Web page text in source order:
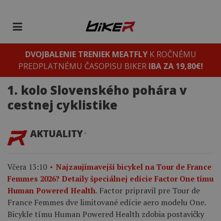
DVOJBALENIE TRENIEK MEATFLYK ROČNÉMU
PREDPLATNÉMU ČASOPISU BIKER IBA ZA 19,80€!
1. kolo Slovenského pohára v
cestnej cyklistike
AKTUALITY
Včera 13:10
Najzaujímavejší bicykel na Tour de France
Femmes 2026? Detaily špeciálnej edície Factor One tímu
Human Powered Health. Factor pripravil pre Tour de
France Femmes dve limitované edície aero modelu One.
Bicykle tímu Human Powered Health zdobia postavičky